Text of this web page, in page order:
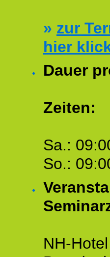
» zur
hier
Dauer
Zeiten:
Sa.:
So.:
NH-